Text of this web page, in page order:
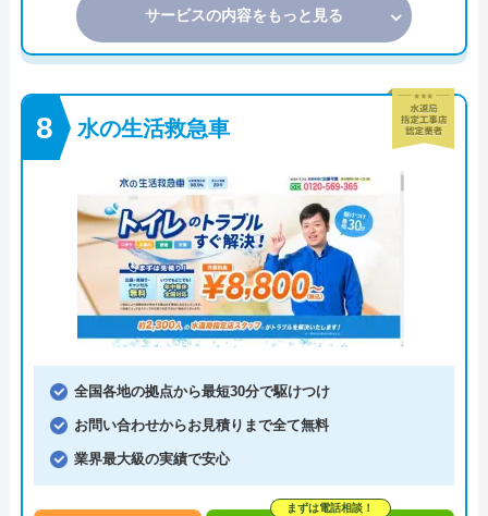
サービスの内容をもっと見る
水の生活救急車
全国各地の拠点から最短30分で駆けつけ
お問い合わせからお見積りまで全て無料
業界最大級の実績で安心
まずは電話相談！